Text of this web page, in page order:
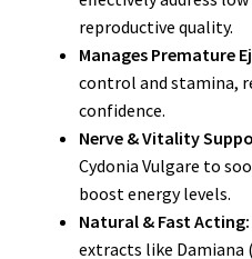
reproductive quality.
Manages Premature
control and stamina,
confidence.
Nerve & Vitality
Cydonia Vulgare to
boost energy levels.
Natural & Fast Acting:
extracts like Damiana